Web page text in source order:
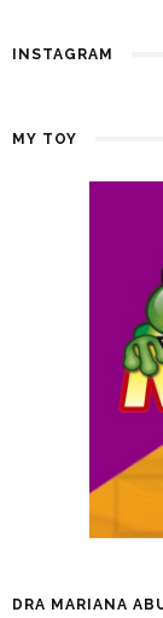
INSTAGRAM
MY TOY
DRA MARIANA